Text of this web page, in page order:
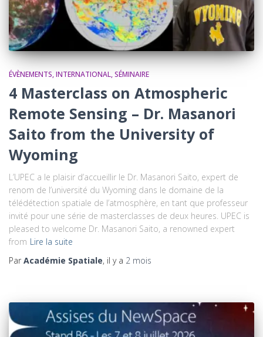
ÉVÈNEMENTS INTERNATIONAL SÉMINAIRE
4 Masterclass on Atmospheric
Remote Sensing – Dr. Masanori
Saito from the University of
Wyoming
L’UPEC a le plaisir d’accueillir le Dr. Masanori Saito, expert de
renom de l’université du Wyoming dans le domaine de la
télédétection spatiale de l’atmosphère, en tant que professeur
invité pour une série de masterclasses de deux heures. UPEC is
pleased to welcome Dr. Masanori Saito, a renowned expert
from Lire la suite
Par Académie Spatiale, il y a 2 mois